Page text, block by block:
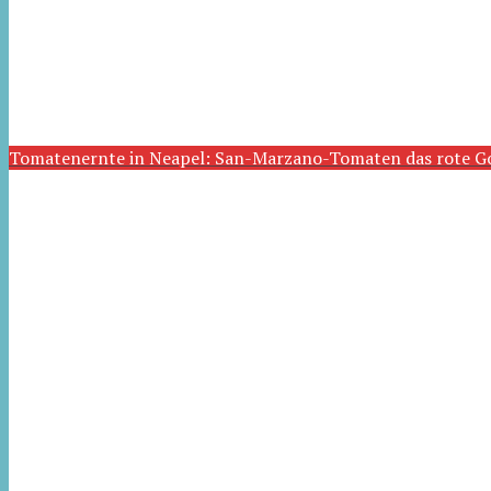
Tomatenernte in Neapel: San-Marzano-Tomaten das rote